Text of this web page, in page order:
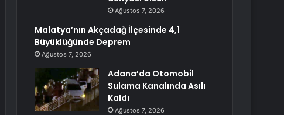
Ağustos 7, 2026
Malatya’nın Akçadağ İlçesinde 4,1
Büyüklüğünde Deprem
Ağustos 7, 2026
Adana’da Otomobil
Sulama Kanalında Asılı
Kaldı
Ağustos 7, 2026